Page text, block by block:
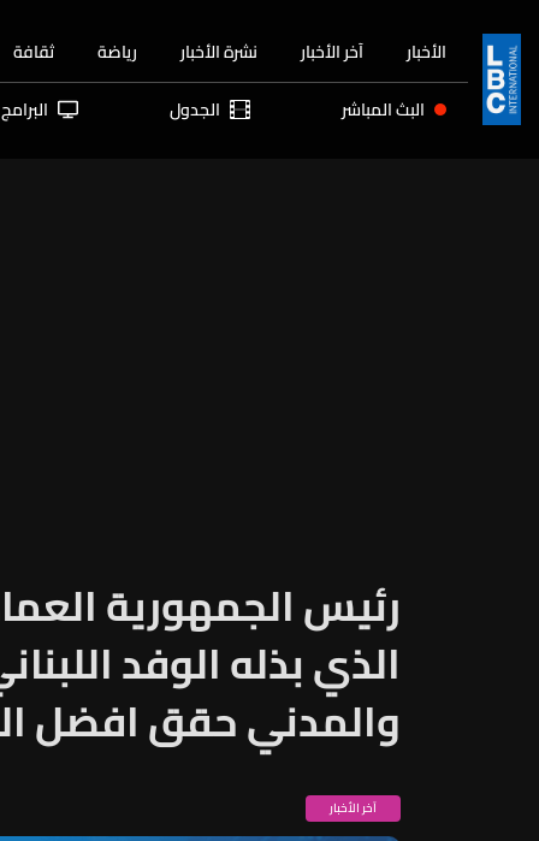
الأخبار آخر الأخبار نشرة الأخبار رياضة ثقافة
البث المباشر الجدول البرامج
رئيس الجمهورية
الذي بذله الوفد
والمدني حقق افضل
آخر الأخبار